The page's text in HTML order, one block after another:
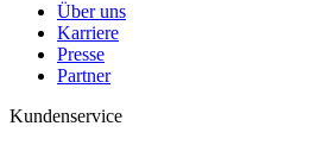
Über uns
Karriere
Presse
Partner
Kundenservice